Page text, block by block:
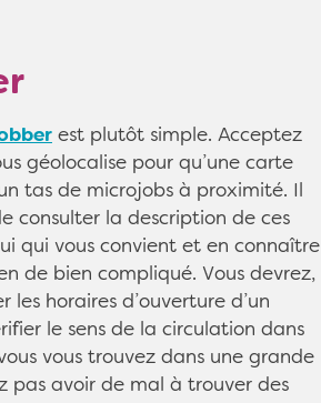
est plutôt simple. Acceptez
géolocalise pour qu’une carte
tas de microjobs à proximité. Il
consulter la description de ces
qui vous convient et en connaître
de bien compliqué. Vous devrez,
les horaires d’ouverture d’un
le sens de la circulation dans
vous trouvez dans une grande
pas avoir de mal à trouver des